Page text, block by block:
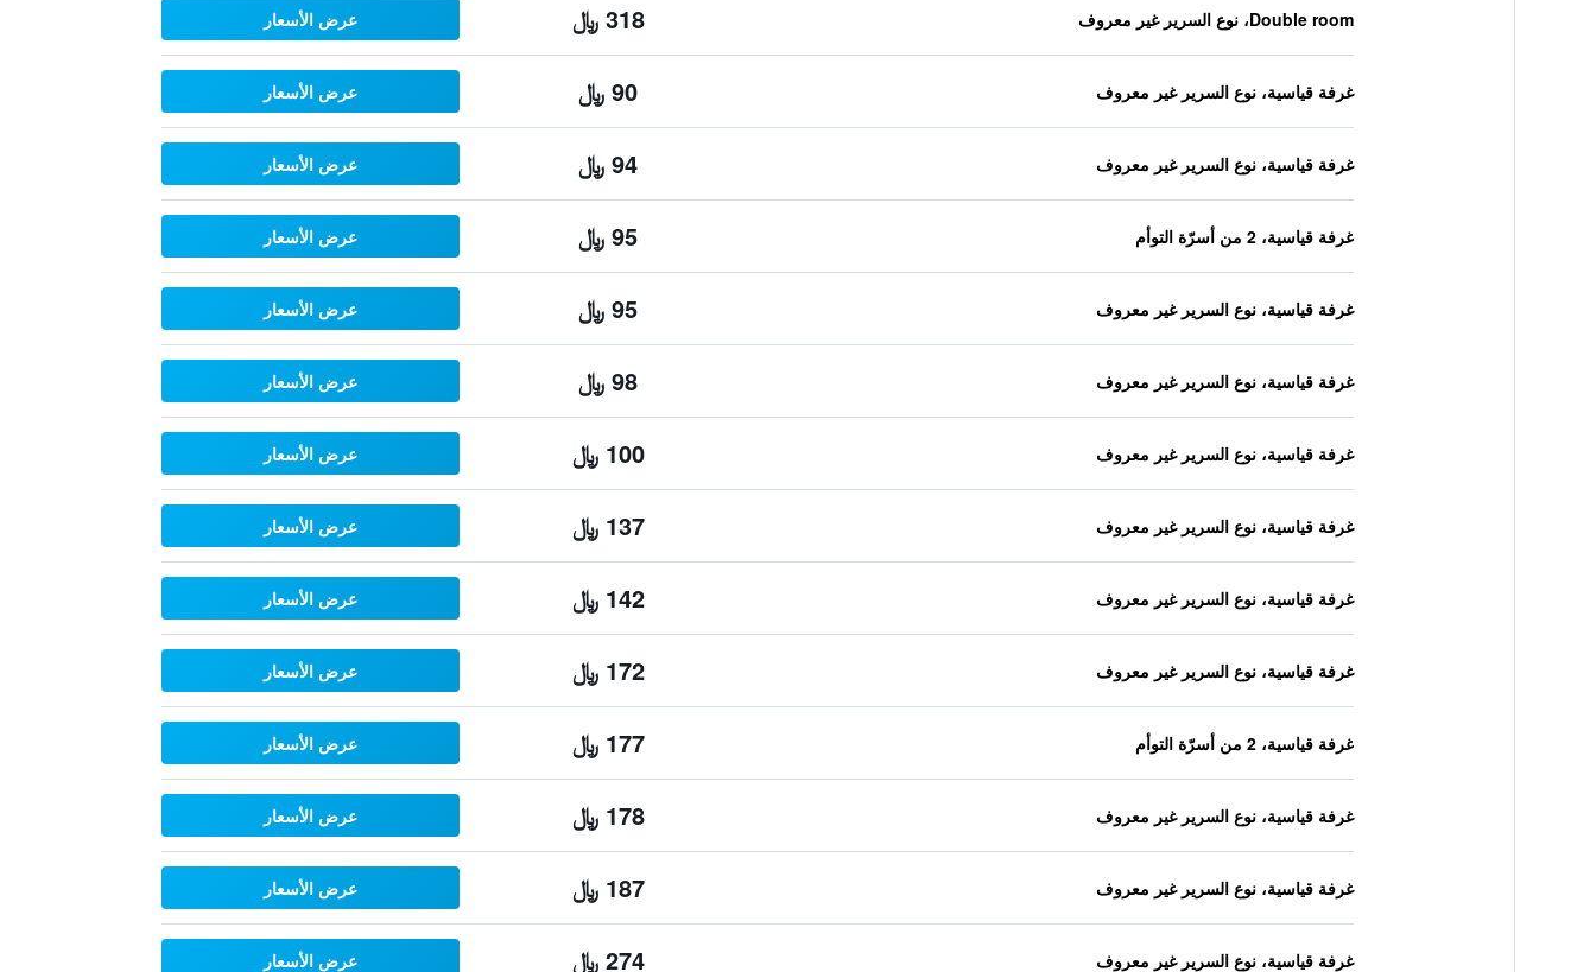
Double room، نوع السرير غير معروف 318 ﷼ عرض الأسعار
غرفة قياسية، نوع السرير غير معروف 90 ﷼ عرض الأسعار
غرفة قياسية، نوع السرير غير معروف 94 ﷼ عرض الأسعار
غرفة قياسية، 2 من أسرّة التوأم 95 ﷼ عرض الأسعار
غرفة قياسية، نوع السرير غير معروف 95 ﷼ عرض الأسعار
غرفة قياسية، نوع السرير غير معروف 98 ﷼ عرض الأسعار
غرفة قياسية، نوع السرير غير معروف 100 ﷼ عرض الأسعار
غرفة قياسية، نوع السرير غير معروف 137 ﷼ عرض الأسعار
غرفة قياسية، نوع السرير غير معروف 142 ﷼ عرض الأسعار
غرفة قياسية، نوع السرير غير معروف 172 ﷼ عرض الأسعار
غرفة قياسية، 2 من أسرّة التوأم 177 ﷼ عرض الأسعار
غرفة قياسية، نوع السرير غير معروف 178 ﷼ عرض الأسعار
غرفة قياسية، نوع السرير غير معروف 187 ﷼ عرض الأسعار
غرفة قياسية، نوع السرير غير معروف 274 ﷼ عرض الأسعار